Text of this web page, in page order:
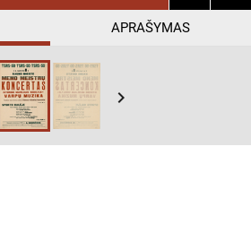
APRAŠYMAS
keyboard_arrow_right